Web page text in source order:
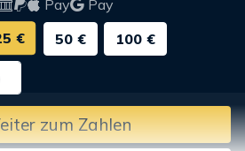
Pay
Pay
€ 50 € 100 €
zum Zahlen